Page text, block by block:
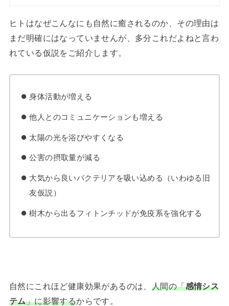
ヒトはなぜこんなにも自然に癒されるのか、その理由は
まだ明確にはなっていませんが、多分これだよねと言わ
れている仮説をご紹介します。
身体活動が増える
他人とのコミュニケーションも増える
太陽の光を浴びやすくなる
公害の摂取量が減る
大気から良いバクテリアを吸い込める（いわゆる旧
友仮説）
樹木から出るフィトンチッドが免疫系を強化する
自然にこれほど健康効果があるのは、 人間の「感情シス
テム」に影響するからです。